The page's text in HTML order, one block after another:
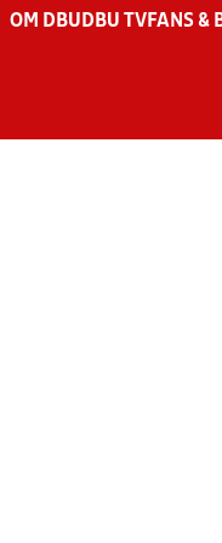
OM DBU DBU TV FANS &